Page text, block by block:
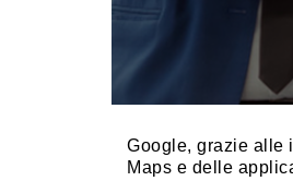
Google, grazie alle
Maps e delle